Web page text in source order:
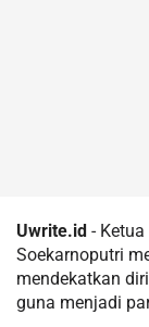
Uwrite.id -
Soekarnoputri
mendekatkan
guna menjadi